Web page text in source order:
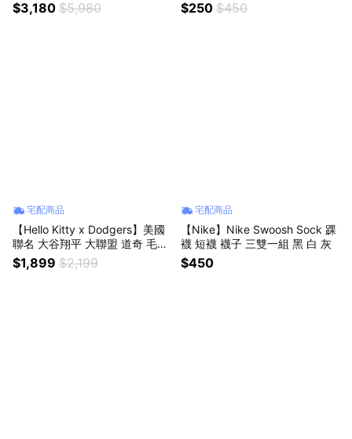
$3,180 $5,980 $250 $450
宅配商品
【Hello Kitty x Dodgers】美國
聯名 大谷翔平 大聯盟 道奇 毛絨
娃娃 吊飾
$1,899 $2,199
宅配商品
【Nike】Nike Swoosh Sock 踝
襪 短襪 襪子 三雙一組 黑 白 灰
$450